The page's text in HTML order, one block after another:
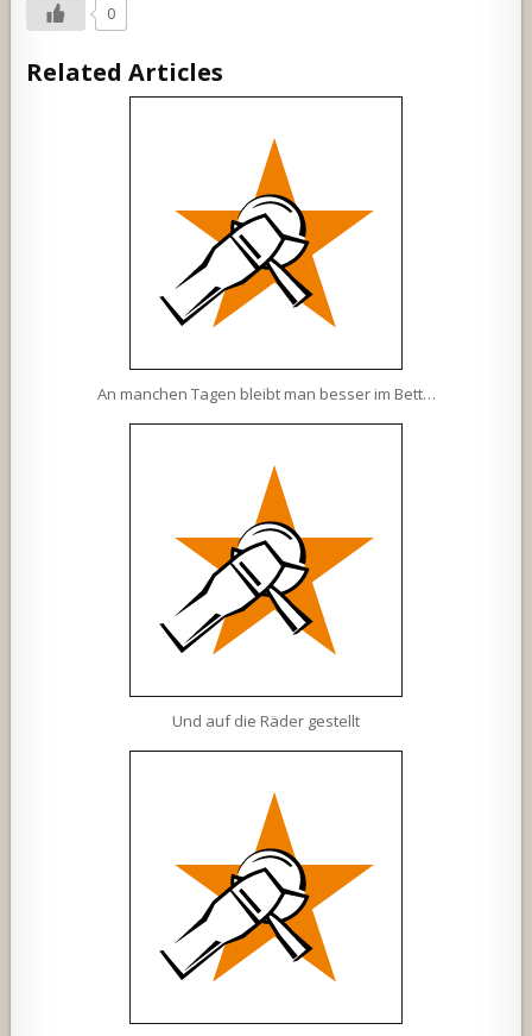
0
Related Articles
An manchen Tagen bleibt man besser im Bett…
Und auf die Räder gestellt